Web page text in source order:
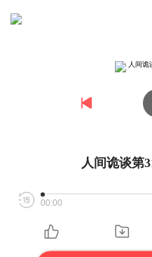
人间诡谈第
00:00